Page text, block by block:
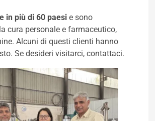
in più di 60 paesi e sono
cura personale e farmaceutico,
Alcuni di questi clienti hanno
Se desideri visitarci, contattaci.